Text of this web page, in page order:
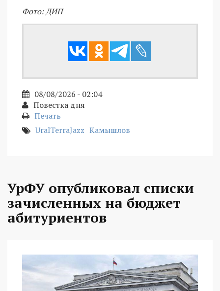
Фото: ДИП
08/08/2026 - 02:04
Повестка дня
Печать
UralTerraJazz Камышлов
УрФУ опубликовал списки
зачисленных на бюджет
абитуриентов